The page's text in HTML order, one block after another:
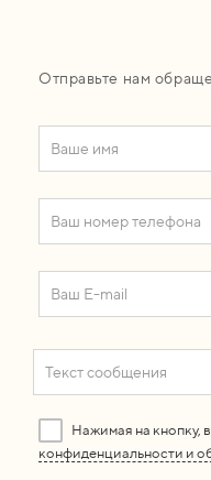
Отправьте нам
Нажимая на кнопку,
конфиденциальности и